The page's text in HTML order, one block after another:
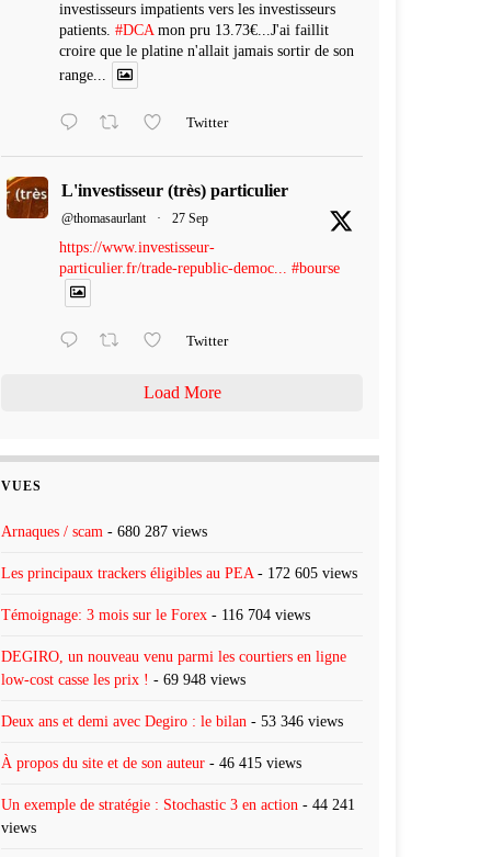
investisseurs impatients vers les investisseurs
patients. #DCAmon pru 13.73€...J'ai faillit
croire que le platine n'allait jamais sortir de son
range...
Twitter
L'investisseur (très) particulier
@thomasaurlant · 27 Sep
https://www.investisseur-
particulier.fr/trade-republic-democ... #bourse
Twitter
Load More
VUES
Arnaques / scam - 680 287 views
Les principaux trackers éligibles au PEA - 172 605 views
Témoignage: 3 mois sur le Forex - 116 704 views
DEGIRO, un nouveau venu parmi les courtiers en ligne
low-cost casse les prix ! - 69 948 views
Deux ans et demi avec Degiro : le bilan - 53 346 views
À propos du site et de son auteur - 46 415 views
Un exemple de stratégie : Stochastic 3 en action - 44 241
views